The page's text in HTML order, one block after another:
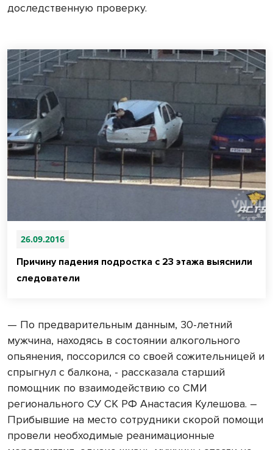
доследственную проверку.
26.09.2016
Причину падения подростка с 23 этажа выяснили
следователи
— По предварительным данным, 30-летний
мужчина, находясь в состоянии алкогольного
опьянения, поссорился со своей сожительницей и
спрыгнул с балкона, - рассказала старший
помощник по взаимодействию со СМИ
регионального СУ СК РФ Анастасия Кулешова. –
Прибывшие на место сотрудники скорой помощи
провели необходимые реанимационные